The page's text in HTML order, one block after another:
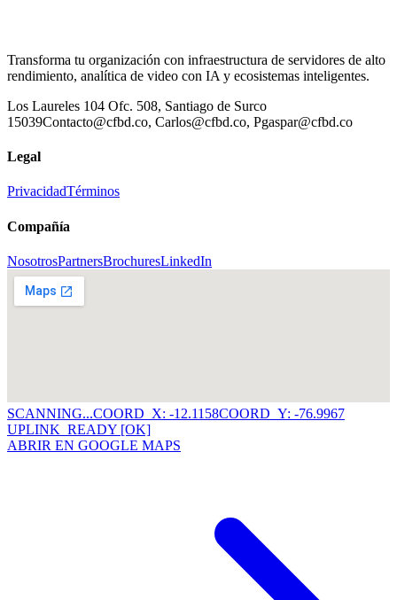
Transforma tu organización con infraestructura de servidores de alto
rendimiento, analítica de video con IA y ecosistemas inteligentes.
Los Laureles 104 Ofc. 508, Santiago de Surco
15039Contacto@cfbd.co, Carlos@cfbd.co, Pgaspar@cfbd.co
Legal
PrivacidadTérminos
Compañía
NosotrosPartnersBrochuresLinkedIn
SCANNING...COORD_X: -12.1158COORD_Y: -76.9967
UPLINK_READY [OK]
ABRIR EN GOOGLE MAPS